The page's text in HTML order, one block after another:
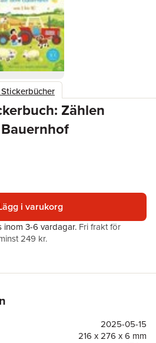
Zählen
i varukorg
inom 3-6 vardagar. Fri frakt för
249 kr.
2025-05-15
216 x 276 x 6 mm